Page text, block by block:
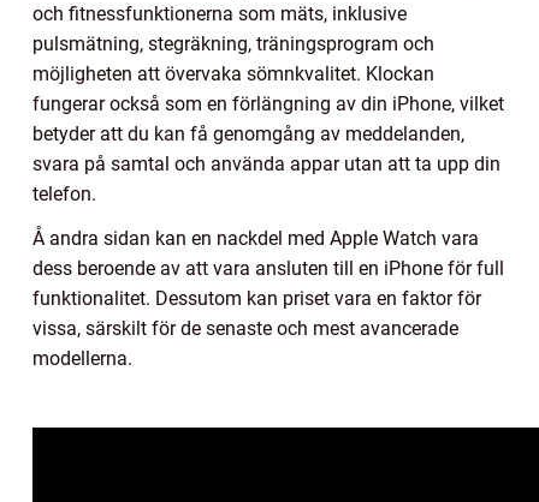
och fitnessfunktionerna som mäts, inklusive
pulsmätning, stegräkning, träningsprogram och
möjligheten att övervaka sömnkvalitet. Klockan
fungerar också som en förlängning av din iPhone, vilket
betyder att du kan få genomgång av meddelanden,
svara på samtal och använda appar utan att ta upp din
telefon.
Å andra sidan kan en nackdel med Apple Watch vara
dess beroende av att vara ansluten till en iPhone för full
funktionalitet. Dessutom kan priset vara en faktor för
vissa, särskilt för de senaste och mest avancerade
modellerna.